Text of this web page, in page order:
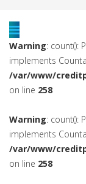
Warning: count():
implements
/var/www/
on line 258
Warning: count():
implements
/var/www/
on line 258